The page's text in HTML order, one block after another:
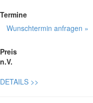
Termine
Wunschtermin anfragen »
Preis
n.V.
DETAILS >>